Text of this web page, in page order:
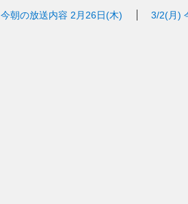
今朝の放送内容 2月26日(木) 3/2(月)